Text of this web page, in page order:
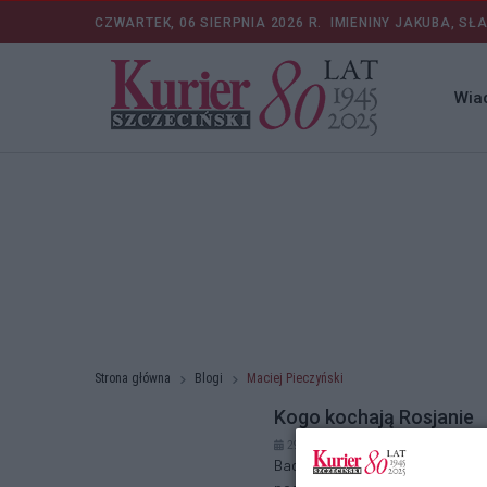
CZWARTEK, 06 SIERPNIA 2026 R. IMIENINY JAKUBA,
Strona główna Blogi Maciej Pieczyński
Kogo kochają Rosjanie
29.06.2025 r. 10:17
Badania opinii publicznej w